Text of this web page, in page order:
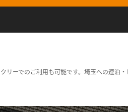
ーでのご利用も可能です。埼玉への連泊